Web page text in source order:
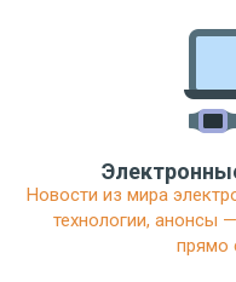
Новости из мира
технологии, анонсы
прямо